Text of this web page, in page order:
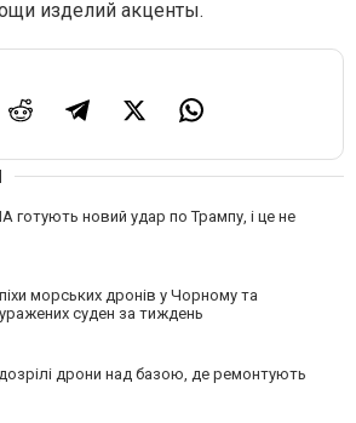
изделий акценты.
готують новий удар по Трампу, і це не
морських дронів у Чорному та
суден за тиждень
дрони над базою, де ремонтують